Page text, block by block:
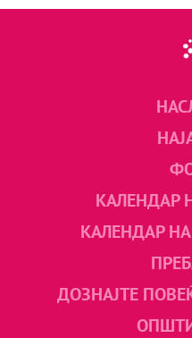
КАЛЕНДАР
КАЛЕНДАР
ДОЗНАЈТЕ